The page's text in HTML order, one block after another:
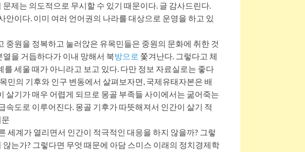
제는 의도적으로 무시할 수 있기 때문이다. 글 감사드린다.
안이다. 이미 여러 언어권의 나라를 대상으로 운영을 하고 있
중원을 정복하고 눌러앉은 유목민들은 중원의 문화에 취한 것
을 거듭하다가 이내 망해서 북방으로 쫓겨난다. 그렇다고 체
세울 때가 아니라고 보고 있다. 다만 정보 자료실로는 좋다
민의 기후와 인구 변동에서 살펴보자면, 국제유태자본은 배
살기가 매우 어렵게 되므로 몽골 부족들 사이에서는 굶어죽는
속도로 이루어진다. 몽골 기후가 따뜻해져서 인간이 살기 적
세계가 열리면서 인간이 적극적인 대응을 하지 않을까? 그렇
는가? 그렇다면 무엇 때문에 아담 스미스 이래의 정치경제학